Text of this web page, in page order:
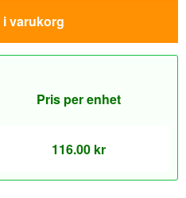
varukorg
Pris per enhet
116.00 kr